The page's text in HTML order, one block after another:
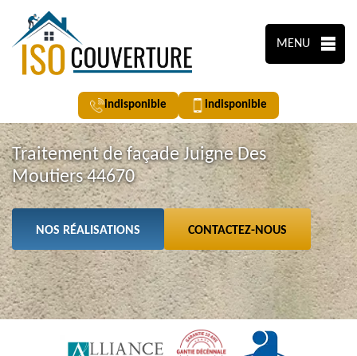
MENU
indisponible indisponible
Traitement de façade Juigne Des
Moutiers 44670
NOS RÉALISATIONS CONTACTEZ-NOUS